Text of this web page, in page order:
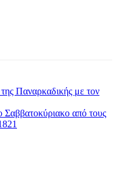
Παναρκαδικής με τον
Σαββατοκύριακο από τους